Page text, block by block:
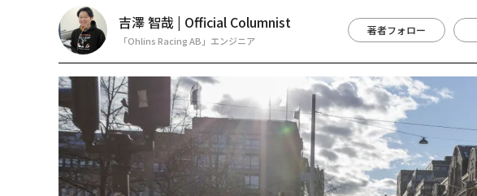
吉澤 智哉 | Official Columnist
「Ohlins Racing AB」エンジニア
著者フォロー